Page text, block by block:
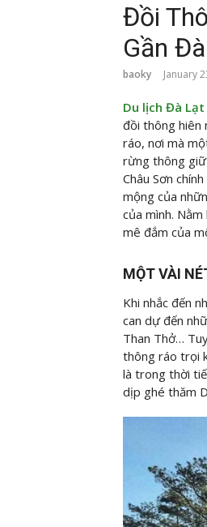
Đồi
Gần
baoky January
Du lịch Đà Lạt
đồi thông hiên
ráo, nơi mà
rừng thông giữ
Châu Sơn
mộng của
của mình.
mê đắm của
MỘT VÀI
Khi nhắc đến
can dự đến
Than Thở…
thông ráo trọi
là trong thời
dịp ghé thăm